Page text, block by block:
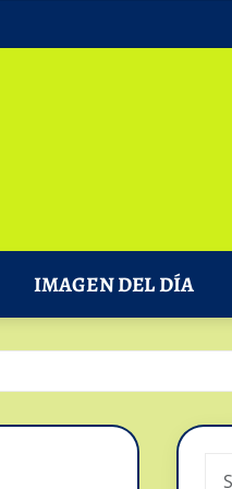
IMAGEN DEL DÍA